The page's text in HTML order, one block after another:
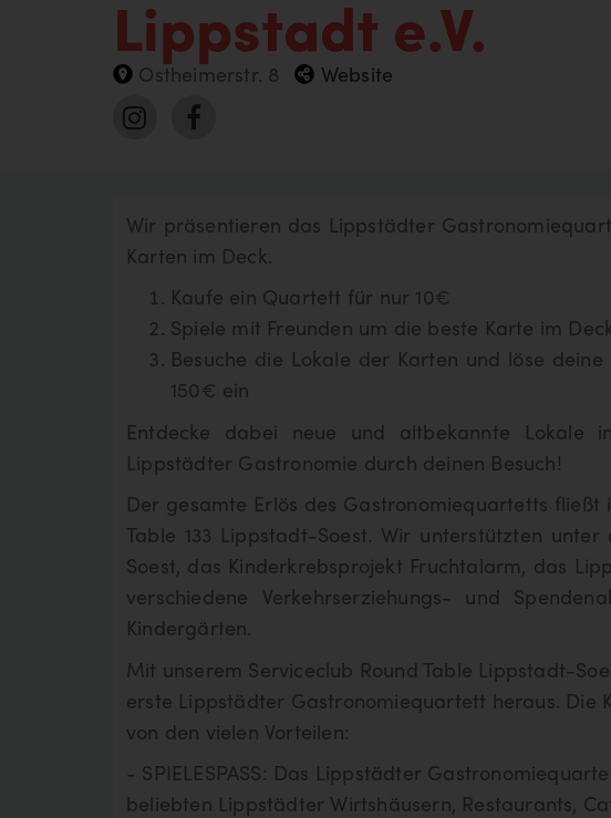
Deine Suche hat folgendes ergeben:
Shopping
Treffer 0Treffer
Lippstadt e.V.
Ostheimerstr. 8 Website
Wir präsentieren das Lippstädter
Karten im Deck.
Kaufe ein Quartett für nur 10€
Spiele mit Freunden um die beste Karte im
Besuche die Lokale der Karten und löse
150€ ein
Entdecke dabei neue und altbekannte Lokale
Lippstädter Gastronomie durch deinen Besuch!
Der gesamte Erlös des Gastronomiequartetts fließt
Table 133 Lippstadt-Soest. Wir unterstützten
Soest, das Kinderkrebsprojekt Fruchtalarm, das
verschiedene Verkehrserziehungs- und
Kindergärten.
Mit unserem Serviceclub Round Table Lippstadt-
erste Lippstädter Gastronomiequartett heraus. Die
von den vielen Vorteilen:
- SPIELESPASS: Das Lippstädter
beliebten Lippstädter Wirtshäusern, Restaurants,